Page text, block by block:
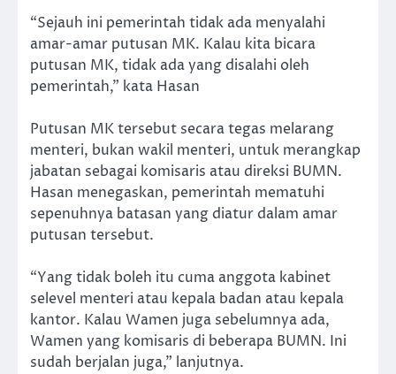
“Sejauh ini pemerintah tidak ada menyalahi
amar-amar putusan MK. Kalau kita bicara
putusan MK, tidak ada yang disalahi oleh
pemerintah,” kata Hasan
Putusan MK tersebut secara tegas melarang
menteri, bukan wakil menteri, untuk merangkap
jabatan sebagai komisaris atau direksi BUMN.
Hasan menegaskan, pemerintah mematuhi
sepenuhnya batasan yang diatur dalam amar
putusan tersebut.
“Yang tidak boleh itu cuma anggota kabinet
selevel menteri atau kepala badan atau kepala
kantor. Kalau Wamen juga sebelumnya ada,
Wamen yang komisaris di beberapa BUMN. Ini
sudah berjalan juga,” lanjutnya.